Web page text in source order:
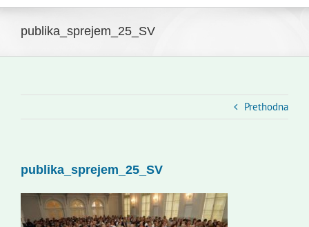
Početna
Novosti
Slovenski dom Zagreb
Korisne informacije
publika_sprejem_25_SV
Prethodna
publika_sprejem_25_SV